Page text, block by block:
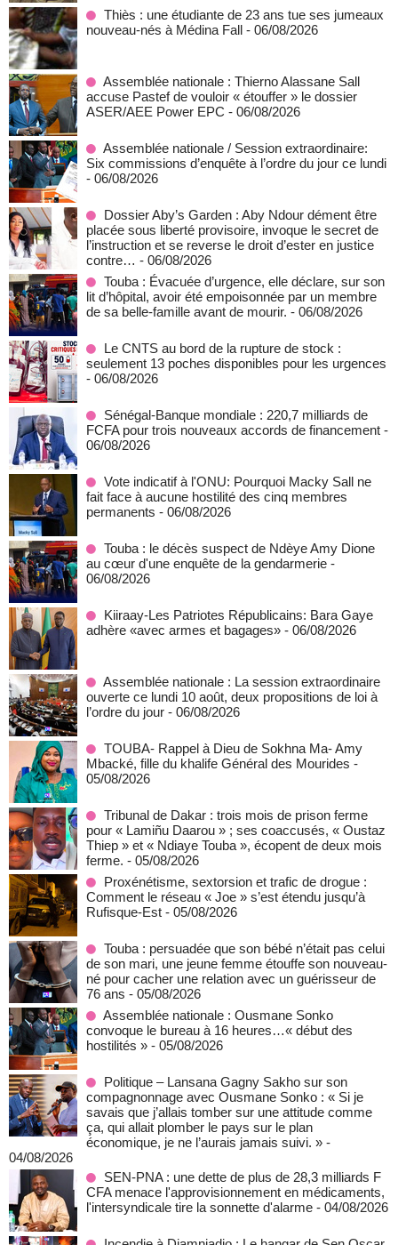
Thiès : une étudiante de 23 ans tue ses jumeaux
nouveau-nés à Médina Fall - 06/08/2026
Assemblée nationale : Thierno Alassane Sall
accuse Pastef de vouloir « étouffer » le dossier
ASER/AEE Power EPC - 06/08/2026
Assemblée nationale / Session extraordinaire:
Six commissions d’enquête à l’ordre du jour ce lundi
- 06/08/2026
Dossier Aby’s Garden : Aby Ndour dément être
placée sous liberté provisoire, invoque le secret de
l’instruction et se reverse le droit d’ester en justice
contre… - 06/08/2026
Touba : Évacuée d’urgence, elle déclare, sur son
lit d’hôpital, avoir été empoisonnée par un membre
de sa belle-famille avant de mourir. - 06/08/2026
Le CNTS au bord de la rupture de stock :
seulement 13 poches disponibles pour les urgences
- 06/08/2026
Sénégal-Banque mondiale : 220,7 milliards de
FCFA pour trois nouveaux accords de financement -
06/08/2026
Vote indicatif à l'ONU: Pourquoi Macky Sall ne
fait face à aucune hostilité des cinq membres
permanents - 06/08/2026
Touba : le décès suspect de Ndèye Amy Dione
au cœur d'une enquête de la gendarmerie -
06/08/2026
Kiiraay-Les Patriotes Républicains: Bara Gaye
adhère «avec armes et bagages» - 06/08/2026
Assemblée nationale : La session extraordinaire
ouverte ce lundi 10 août, deux propositions de loi à
l’ordre du jour - 06/08/2026
TOUBA- Rappel à Dieu de Sokhna Ma- Amy
Mbacké, fille du khalife Général des Mourides -
05/08/2026
Tribunal de Dakar : trois mois de prison ferme
pour « Lamiñu Daarou » ; ses coaccusés, « Oustaz
Thiep » et « Ndiaye Touba », écopent de deux mois
ferme. - 05/08/2026
Proxénétisme, sextorsion et trafic de drogue :
Comment le réseau « Joe » s’est étendu jusqu’à
Rufisque-Est - 05/08/2026
Touba : persuadée que son bébé n’était pas celui
de son mari, une jeune femme étouffe son nouveau-
né pour cacher une relation avec un guérisseur de
76 ans - 05/08/2026
Assemblée nationale : Ousmane Sonko
convoque le bureau à 16 heures…« début des
hostilités » - 05/08/2026
Politique – Lansana Gagny Sakho sur son
compagnonnage avec Ousmane Sonko : « Si je
savais que j’allais tomber sur une attitude comme
ça, qui allait plomber le pays sur le plan
économique, je ne l’aurais jamais suivi. » -
04/08/2026
SEN-PNA : une dette de plus de 28,3 milliards F
CFA menace l'approvisionnement en médicaments,
l'intersyndicale tire la sonnette d'alarme - 04/08/2026